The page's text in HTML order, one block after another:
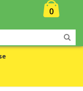
0